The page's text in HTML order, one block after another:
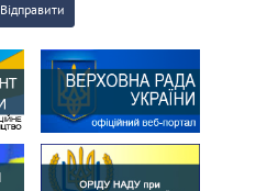
Відправити